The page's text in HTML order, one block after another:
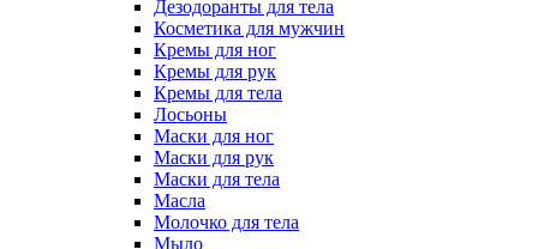
Дезодоранты для тела
Косметика для мужчин
Кремы для ног
Кремы для рук
Кремы для тела
Лосьоны
Маски для ног
Маски для рук
Маски для тела
Масла
Молочко для тела
Мыло